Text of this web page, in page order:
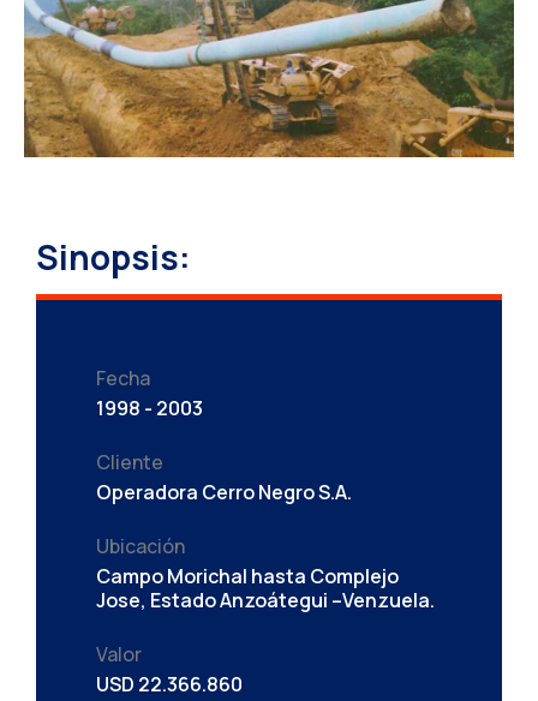
Sinopsis:
Fecha
1998 - 2003
Cliente
Operadora Cerro Negro S.A.
Ubicación
Campo Morichal hasta Complejo
Jose, Estado Anzoátegui –Venzuela.
Valor
USD 22.366.860